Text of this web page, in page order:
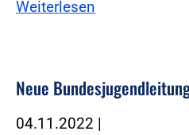
Weiterlesen
Neue
04.11.2022 |